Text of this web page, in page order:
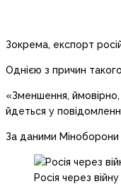
Зокрема, експорт
Однією з причин
«Зменшення, ймовірно,
йдеться у
За даними Міноборони
Росія через